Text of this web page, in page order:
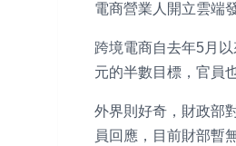
電商營業人開立雲端
跨境電商自去年5月
元的半數目標，官員
外界則好奇，財政部
員回應，目前財部暫